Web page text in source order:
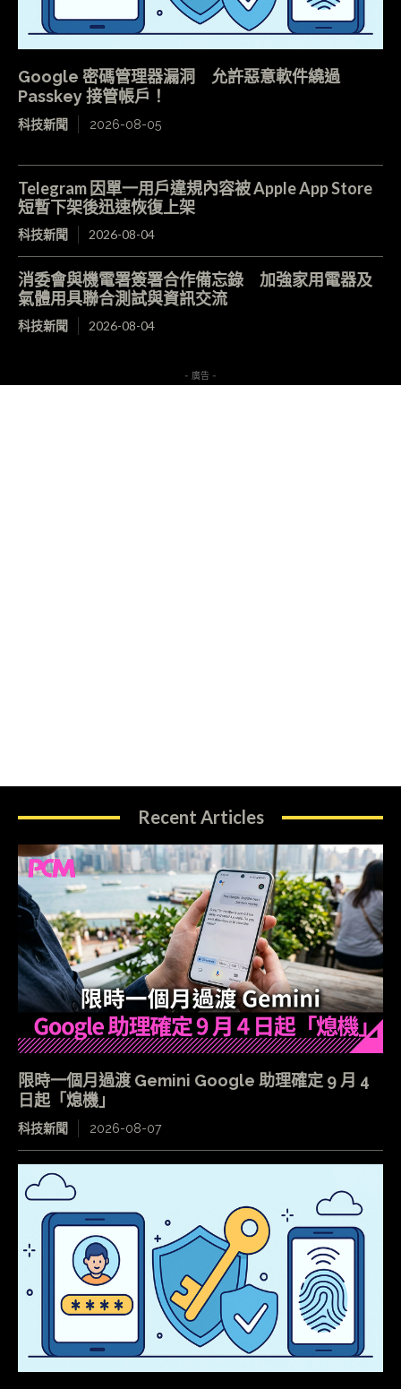
Google 密碼管理器漏洞 允許惡意軟件繞過
Passkey 接管帳戶！
科技新聞 2026-08-05
Telegram 因單一用戶違規內容被 Apple App Store
短暫下架後迅速恢復上架
科技新聞 2026-08-04
消委會與機電署簽署合作備忘錄 加強家用電器及
氣體用具聯合測試與資訊交流
科技新聞 2026-08-04
- 廣告 -
Recent Articles
限時一個月過渡 Gemini Google 助理確定 9 月 4
日起「熄機」
科技新聞 2026-08-07